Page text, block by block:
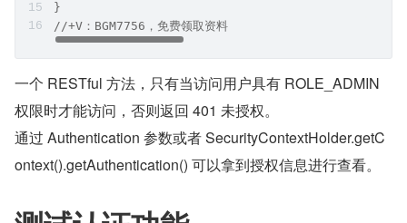
}
//+V：BGM7756，免费领取资料
一个 RESTful 方法，只有当访问用户具有 ROLE_ADMIN
权限时才能访问，否则返回 401 未授权。
通过 Authentication 参数或者 SecurityContextHolder.getC
ontext().getAuthentication() 可以拿到授权信息进行查看。